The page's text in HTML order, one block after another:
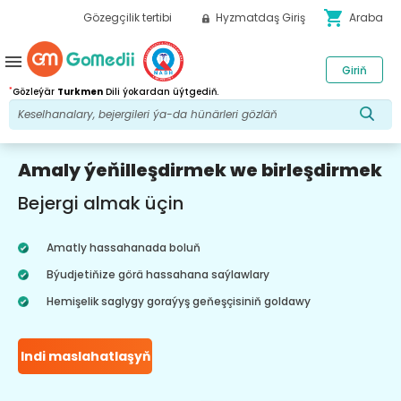
Gözegçilik tertibi Hyzmatdaş Giriş shopping_cart Araba
*Gözleýär Turkmen Dili ýokardan üýtgediň.
Giriň
menu
Amaly ýeňilleşdirmek we birleşdirmek
Bejergi almak üçin
Amatly hassahanada boluň
Býudjetiňize görä hassahana saýlawlary
Hemişelik saglygy goraýyş geňeşçisiniň goldawy
Indi maslahatlaşyň